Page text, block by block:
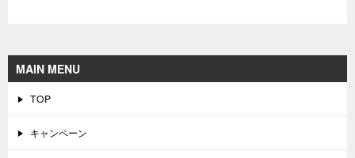
MAIN MENU
TOP
キャンペーン